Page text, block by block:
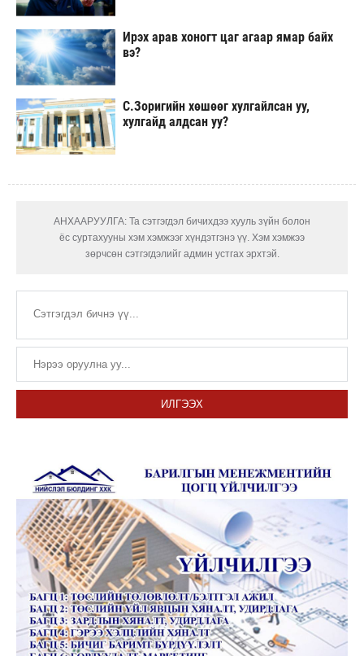
Ирэх арав хоногт цаг агаар ямар байх
вэ?
С.Зоригийн хөшөөг хулгайлсан уу,
хулгайд алдсан уу?
АНХААРУУЛГА: Та сэтгэгдэл бичихдээ хууль зүйн болон
ёс суртахууны хэм хэмжээг хүндэтгэнэ үү. Хэм хэмжээ
зөрчсөн сэтгэгдэлийг админ устгах эрхтэй.
ИЛГЭЭХ